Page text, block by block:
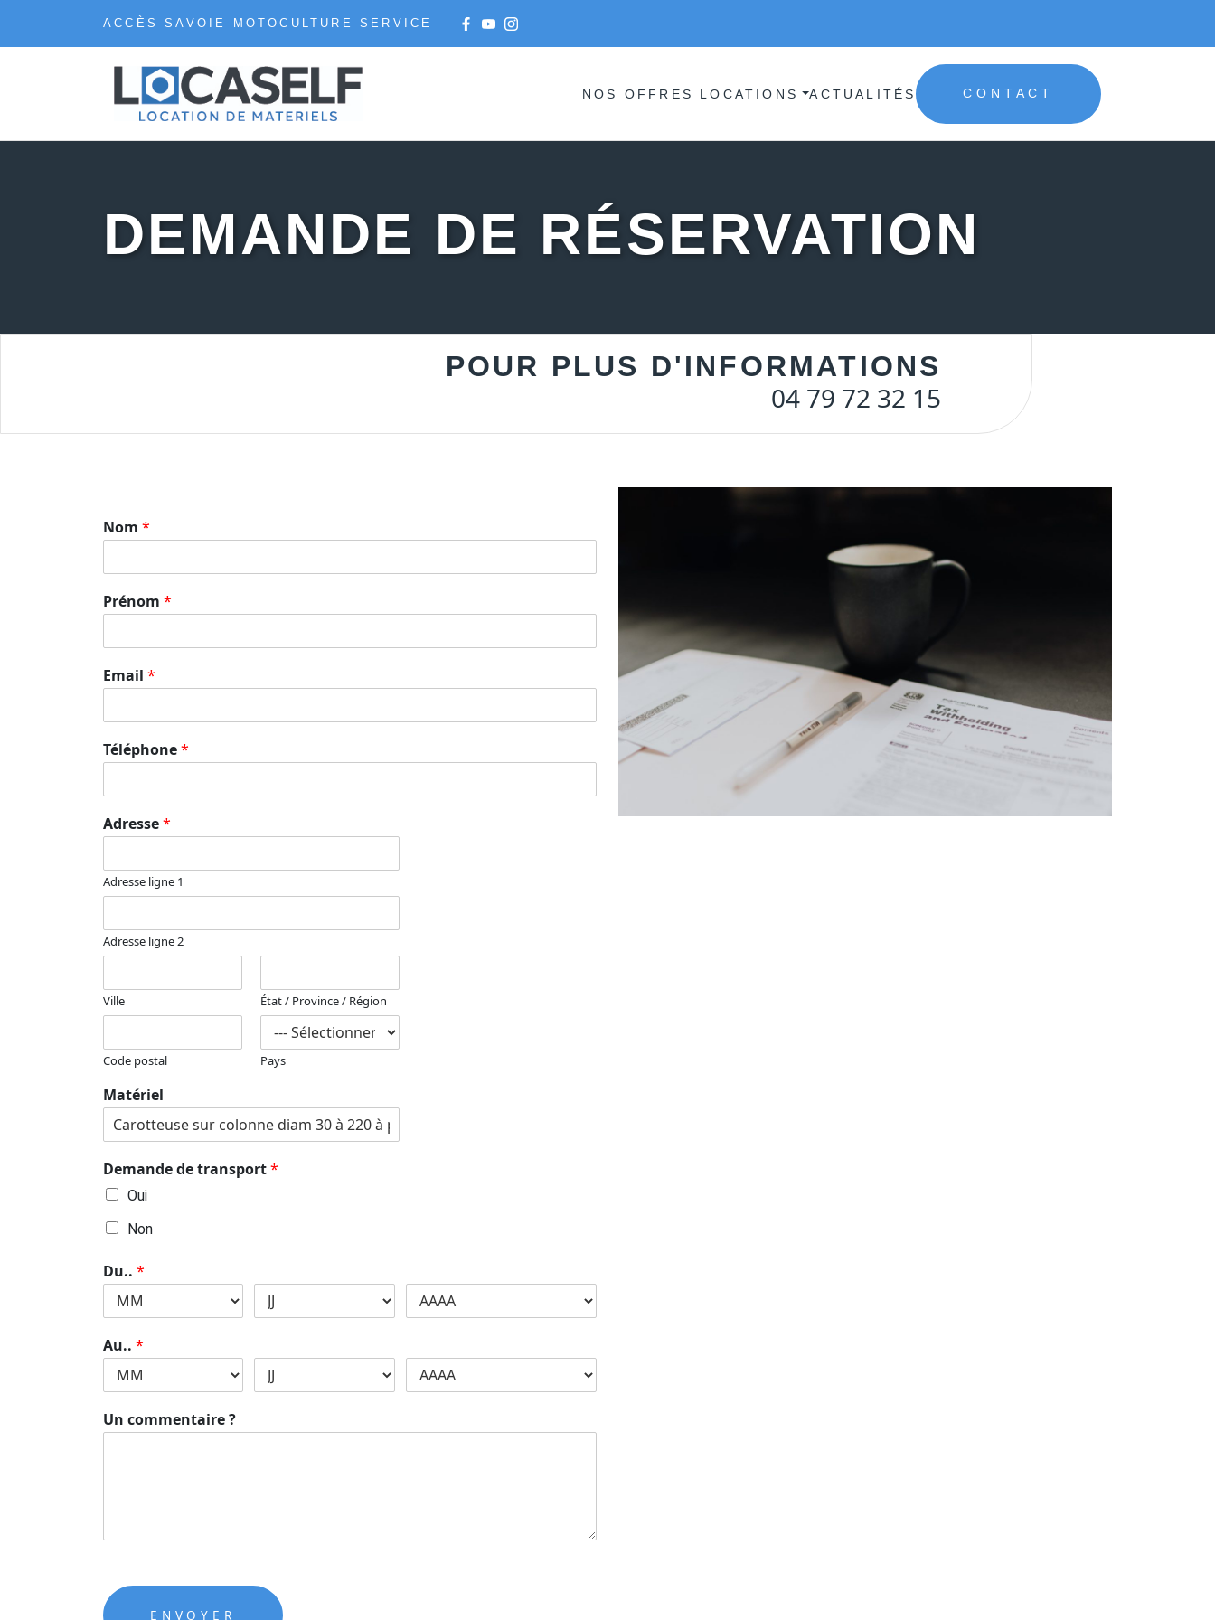
ACCÈS SAVOIE MOTOCULTURE SERVICE
NOS OFFRES LOCATIONS ACTUALITÉS CONTACT
DEMANDE DE RÉSERVATION
POUR PLUS D'INFORMATIONS
04 79 72 32 15
Nom *
Prénom *
Email *
Téléphone*
Adresse*
Adresse ligne 1
Adresse ligne 2
Ville État / Province / Région
Code postal Pays
Matériel
Demande de transport*
Oui
Non
Du.. *
Au.. *
Un commentaire ?
ENVOYER